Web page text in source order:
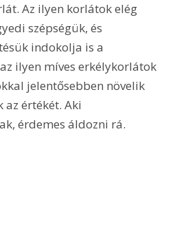
Az ilyen korlátok elég
szépségük, és
indokolja is a
ilyen míves erkélykorlátok
jelentősebben növelik
az értékét. Aki
érdemes áldozni rá.